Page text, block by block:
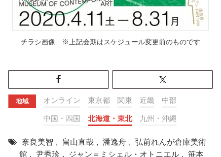
チラシ画像 ※上記会期はスケジュール変更前のものです
地域 オンライン 東京都 関東 近畿 中部
中国・四国 北海道・東北 九州・沖縄
奈良美智 , 畠山直哉 , 潘逸舟 , 弘前れんが倉庫美術
館 , 尹秀珍 , ジャン＝ミシェル・オトニエル , 笹本